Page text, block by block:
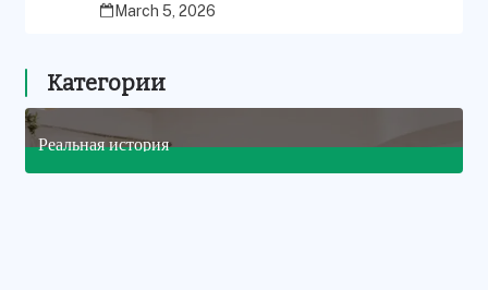
March 5, 2026
Категории
Реальная история